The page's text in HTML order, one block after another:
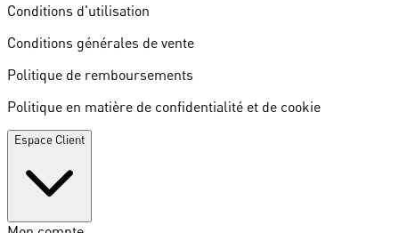
Conditions d'utilisation
Conditions générales de vente
Politique de remboursements
Politique en matière de confidentialité et de cookie
Espace Client